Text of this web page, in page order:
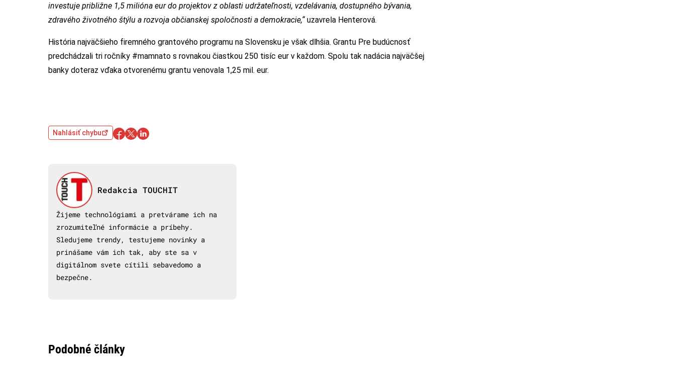
investuje približne 1,5 milióna eur do projektov z oblasti udržateľnosti, vzdelávania, dostupného bývania,
zdravého životného štýlu a rozvoja občianskej spoločnosti a demokracie,“uzavrela Henterová.
História najväčšieho firemného grantového programu na Slovensku je však dlhšia. Grantu Pre budúcnosť
predchádzali tri ročníky #mamnato s rovnakou čiastkou 250 tisíc eur v každom. Spolu tak nadácia najväčšej
banky doteraz vďaka otvorenému grantu venovala 1,25 mil. eur.
Nahlásiť chybu
Redakcia TOUCHIT
Žijeme technológiami a pretvárame ich na
zrozumiteľné informácie a príbehy.
Sledujeme trendy, testujeme novinky a
prinášame vám ich tak, aby ste sa v
digitálnom svete cítili sebavedomo a
bezpečne.
Podobné články